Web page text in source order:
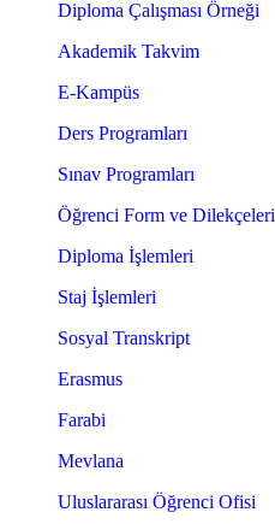
Diploma Çalışması Örneği
Akademik Takvim
E-Kampüs
Ders Programları
Sınav Programları
Öğrenci Form ve Dilekçeleri
Diploma İşlemleri
Staj İşlemleri
Sosyal Transkript
Erasmus
Farabi
Mevlana
Uluslararası Öğrenci Ofisi